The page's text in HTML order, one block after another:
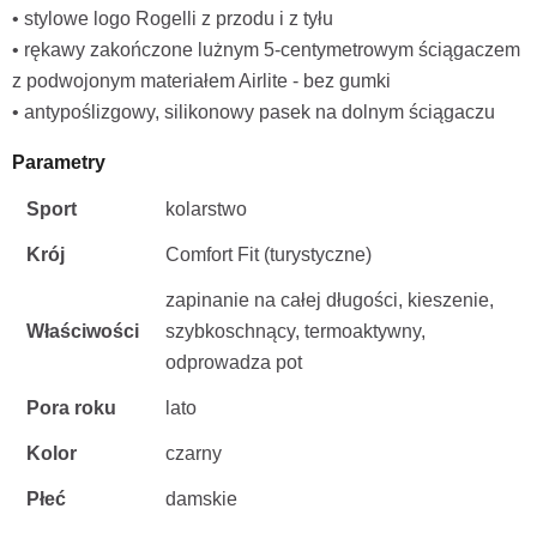
• stylowe logo Rogelli z przodu i z tyłu
• rękawy zakończone lużnym 5-centymetrowym ściągaczem
z podwojonym materiałem Airlite - bez gumki
• antypoślizgowy, silikonowy pasek na dolnym ściągaczu
Parametry
Sport kolarstwo
Krój Comfort Fit (turystyczne)
Właściwości
zapinanie na całej długości, kieszenie,
szybkoschnący, termoaktywny,
odprowadza pot
Pora roku lato
Kolor czarny
Płeć damskie